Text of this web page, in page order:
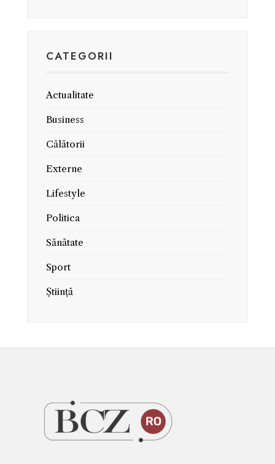
CATEGORII
Actualitate
Business
Călătorii
Externe
Lifestyle
Politica
Sănătate
Sport
Știință